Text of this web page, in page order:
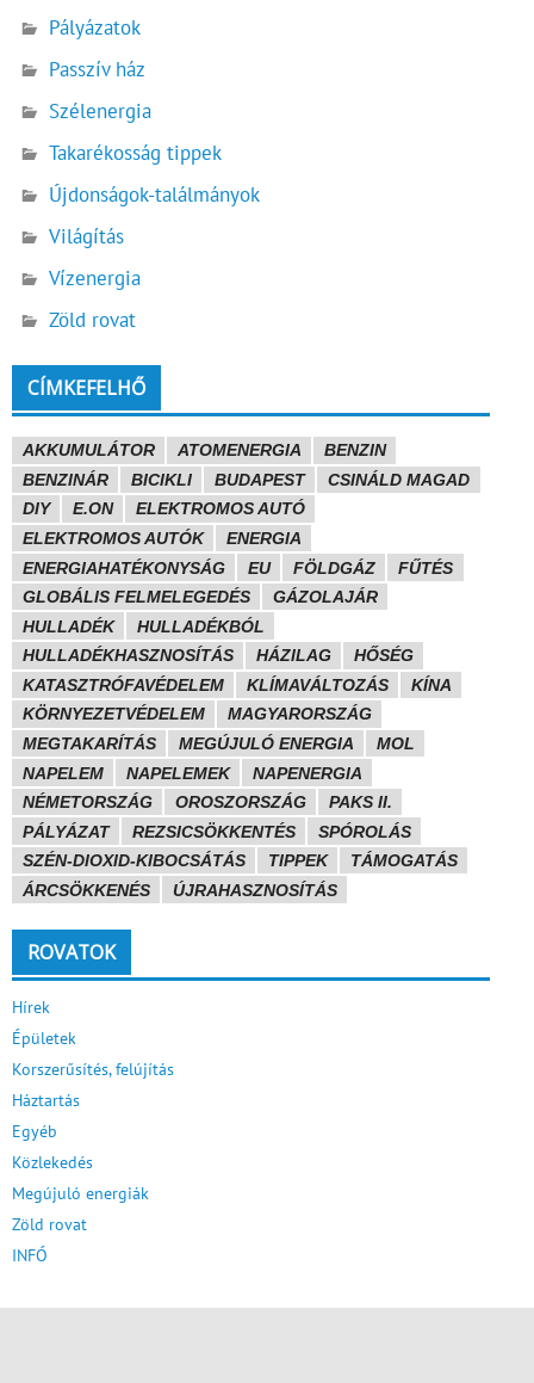
Pályázatok
Passzív ház
Szélenergia
Takarékosság tippek
Újdonságok-találmányok
Világítás
Vízenergia
Zöld rovat
CÍMKEFELHŐ
AKKUMULÁTOR ATOMENERGIA
BENZIN
BENZINÁR
BICIKLI BUDAPEST
CSINÁLD MAGAD
DIY
E.ON
ELEKTROMOS AUTÓ
ELEKTROMOS AUTÓK
ENERGIA
ENERGIAHATÉKONYSÁG
EU FÖLDGÁZ
FŰTÉS
GLOBÁLIS FELMELEGEDÉS
GÁZOLAJÁR
HULLADÉK
HULLADÉKBÓL
HULLADÉKHASZNOSÍTÁS
HÁZILAG
HŐSÉG
KATASZTRÓFAVÉDELEM
KLÍMAVÁLTOZÁS
KÍNA
KÖRNYEZETVÉDELEM
MAGYARORSZÁG
MEGTAKARÍTÁS
MEGÚJULÓ ENERGIA
MOL
NAPELEM
NAPELEMEK
NAPENERGIA
NÉMETORSZÁG
OROSZORSZÁG
PAKS II.
PÁLYÁZAT
REZSICSÖKKENTÉS
SPÓROLÁS
SZÉN-DIOXID-KIBOCSÁTÁS
TIPPEK
TÁMOGATÁS
ÁRCSÖKKENÉS
ÚJRAHASZNOSÍTÁS
ROVATOK
Hírek
Épületek
Korszerűsítés, felújítás
Háztartás
Egyéb
Közlekedés
Megújuló energiák
Zöld rovat
INFÓ